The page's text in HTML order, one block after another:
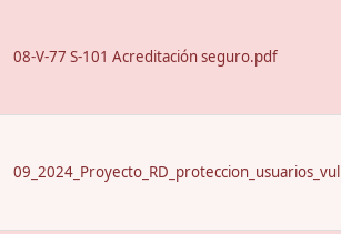
08-V-77 S-101 Acreditación seguro.pdf